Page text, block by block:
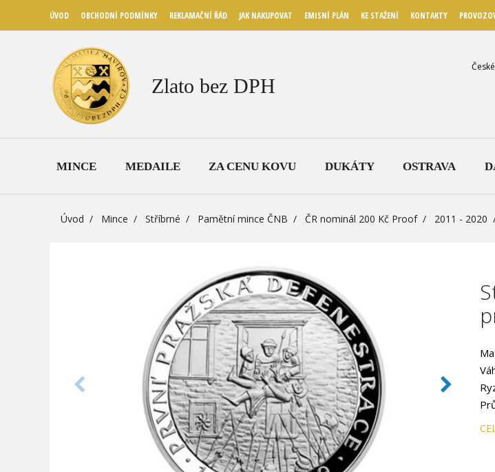
ÚVOD OBCHODNÍ PODMÍNKY REKLAMAČNÍ ŘÁD JAK NAKUPOVAT EMISNÍ PLÁN KE STAŽENÍ KONTAKTY
Zlato bez DPH
MINCE MEDAILE ZA CENU KOVU DUKÁTY OSTRAVA
Úvod Mince Stříbrné Pamětní mince ČNB ČR nominál 200 Kč Proof 2011 - 2020